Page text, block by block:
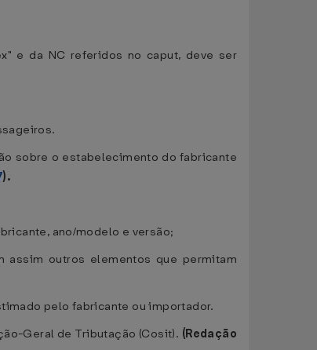
e da NC referidos no caput, deve ser
sobre o estabelecimento do fabricante
).
ano/modelo e versão;
outros elementos que permitam
pelo fabricante ou importador.
Geral de Tributação (Cosit). (Redação